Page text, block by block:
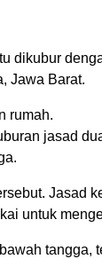
dikubur
Jawa Barat.
rumah.
jasad
Jasad
untuk
tangga,